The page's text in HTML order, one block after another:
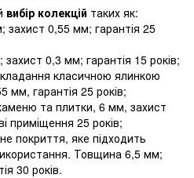
вибір колекцій таких як:
захист 0,55 мм; гарантія 25
0,3 мм; гарантія 15 років;
класичною ялинкою
мм, гарантія 25 років;
та плитки, 6 мм, захист
приміщення 25 років;
покриття, яке підходить
Товщина 6,5 мм;
30 років.